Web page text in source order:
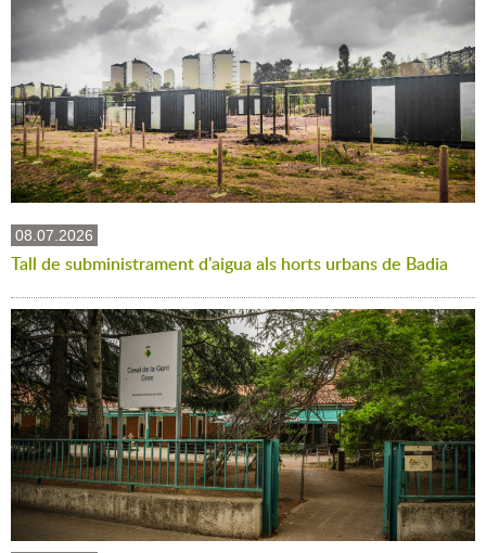
08.07.2026
Tall de subministrament d'aigua als horts urbans de Badia